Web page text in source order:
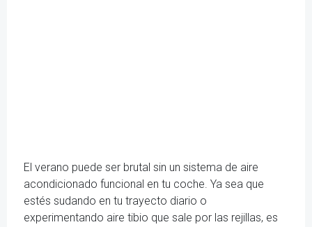
El verano puede ser brutal sin un sistema de aire
acondicionado funcional en tu coche. Ya sea que
estés sudando en tu trayecto diario o
experimentando aire tibio que sale por las rejillas, es